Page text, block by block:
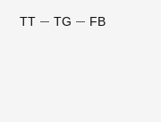
FB
TG
TT